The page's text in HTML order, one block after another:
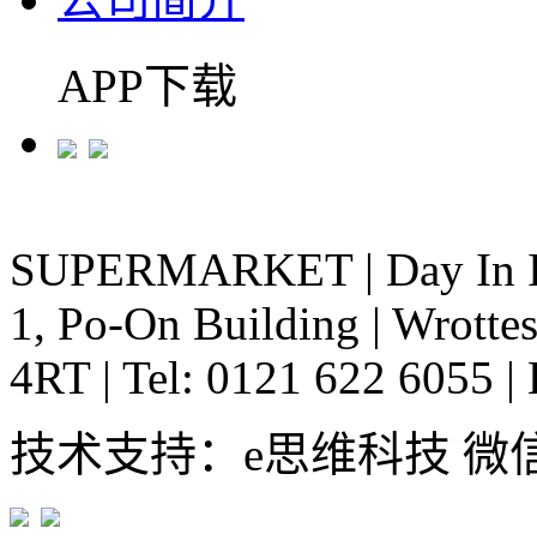
APP下载
SUPERMARKET | Day In
1, Po-On Building |
4RT | Tel: 0121 622 6055 |
技术支持：e思维科技 微